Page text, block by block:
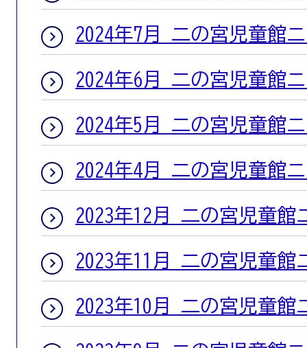
2024年7月 二の宮児童館
2024年6月 二の宮児童館
2024年5月 二の宮児童館
2024年4月 二の宮児童館
2023年12月 二の宮児童館
2023年11月 二の宮児童館
2023年10月 二の宮児童館